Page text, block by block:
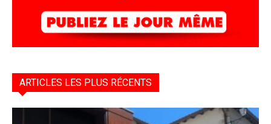
ARTICLES LES PLUS RÉCENTS